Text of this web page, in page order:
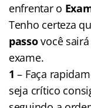
enfrentar o
Tenho certeza
passovocê
exame.
1 – Faça
seja crítico